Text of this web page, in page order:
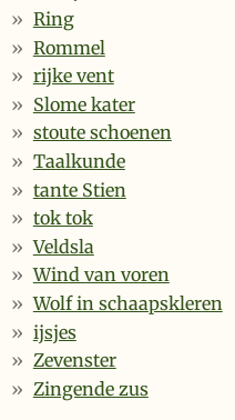
Ring
Rommel
rijke vent
Slome kater
stoute schoenen
Taalkunde
tante Stien
tok tok
Veldsla
Wind van voren
Wolf in schaapskleren
ijsjes
Zevenster
Zingende zus